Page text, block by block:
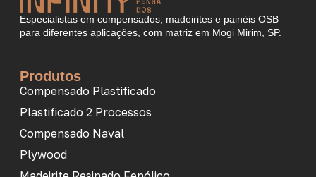
Especialistas em compensados, madeirites e painéis OSB
para diferentes aplicações, com matriz em Mogi Mirim, SP.
Produtos
Compensado Plastificado
Plastificado 2 Processos
Compensado Naval
Plywood